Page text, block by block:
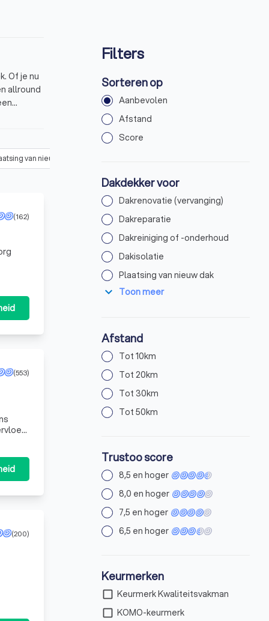
Of je nu
allround
van nieuw dak
(162)
(553)
(200)
Filters
Sorteren op
Aanbevolen
Afstand
Score
Dakdekker voor
Dakrenovatie (vervanging)
Dakreparatie
Dakreiniging of -onderhoud
Dakisolatie
Plaatsing van nieuw dak
expand_more Toon meer
Afstand
Tot 10km
Tot 20km
Tot 30km
Tot 50km
Trustoo score
8,5 en hoger
8,0 en hoger
7,5 en hoger
6,5 en hoger
Keurmerken
check_box_outline_blank Keurmerk Kwaliteitsvakman
check_box_outline_blank KOMO-keurmerk